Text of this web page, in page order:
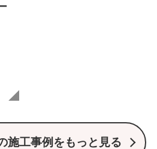
施工事例をもっと見る